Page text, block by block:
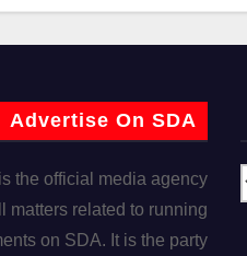
Advertise On SDA
the official media agency
matters related to running
on SDA. It is the party